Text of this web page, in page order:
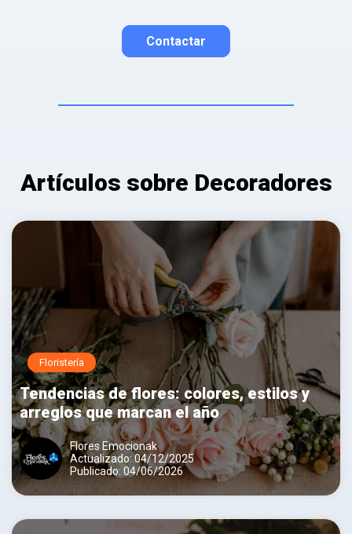
Contactar
Artículos sobre Decoradores
Floristería
Tendencias de flores: colores, estilos y
arreglos que marcan el año
Flores Emocionak
Actualizado: 04/12/2025
Publicado: 04/06/2026